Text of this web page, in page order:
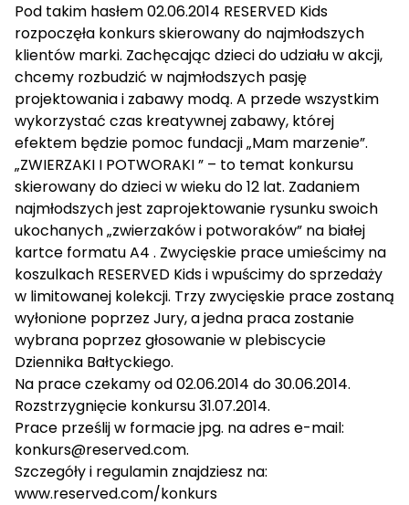
Pod takim hasłem 02.06.2014 RESERVED Kids
rozpoczęła konkurs skierowany do najmłodszych
klientów marki. Zachęcając dzieci do udziału w akcji,
chcemy rozbudzić w najmłodszych pasję
projektowania i zabawy modą. A przede wszystkim
wykorzystać czas kreatywnej zabawy, której
efektem będzie pomoc fundacji „Mam marzenie”.
„ZWIERZAKI I POTWORAKI ” – to temat konkursu
skierowany do dzieci w wieku do 12 lat. Zadaniem
najmłodszych jest zaprojektowanie rysunku swoich
ukochanych „zwierzaków i potworaków” na białej
kartce formatu A4 . Zwycięskie prace umieścimy na
koszulkach RESERVED Kids i wpuścimy do sprzedaży
w limitowanej kolekcji. Trzy zwycięskie prace zostaną
wyłonione poprzez Jury, a jedna praca zostanie
wybrana poprzez głosowanie w plebiscycie
Dziennika Bałtyckiego.
Na prace czekamy od 02.06.2014 do 30.06.2014.
Rozstrzygnięcie konkursu 31.07.2014.
Prace prześlij w formacie jpg. na adres e-mail:
konkurs@reserved.com.
Szczegóły i regulamin znajdziesz na:
www.reserved.com/konkurs